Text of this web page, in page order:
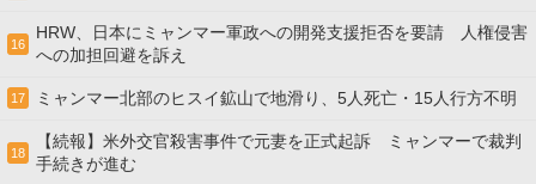
16
HRW、日本にミャンマー軍政への開発支援拒否を要請 人権侵害
への加担回避を訴え
17 ミャンマー北部のヒスイ鉱山で地滑り、5人死亡・15人行方不明
18
【続報】米外交官殺害事件で元妻を正式起訴 ミャンマーで裁判
手続きが進む